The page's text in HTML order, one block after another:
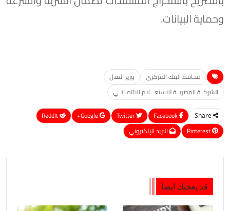
وحماية البيانات.
محافظ البنك المركزي
وزير العدل
الشركــة المصريــة للاستعـــلام الائتمـانــي
Share
Google+
ReddIt
Pinterest
البريد الإلكتروني
قد يعجبك ايضا